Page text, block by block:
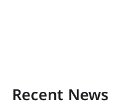
Recent News